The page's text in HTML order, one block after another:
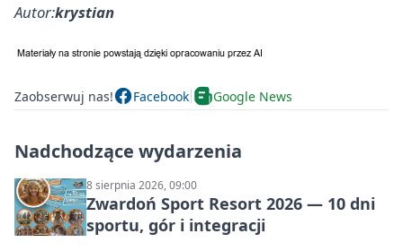
Autor:krystian
Zaobserwuj nas! Facebook Google News
Nadchodzące wydarzenia
8 sierpnia 2026, 09:00
Zwardoń Sport Resort 2026 — 10 dni
sportu, gór i integracji